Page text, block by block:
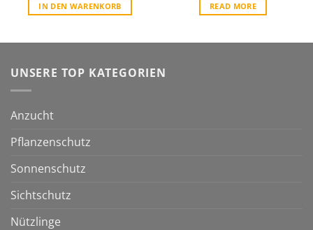
IN DEN WARENKORB READ MORE
UNSERE TOP KATEGORIEN
Anzucht
Pflanzenschutz
Sonnenschutz
Sichtschutz
Nützlinge